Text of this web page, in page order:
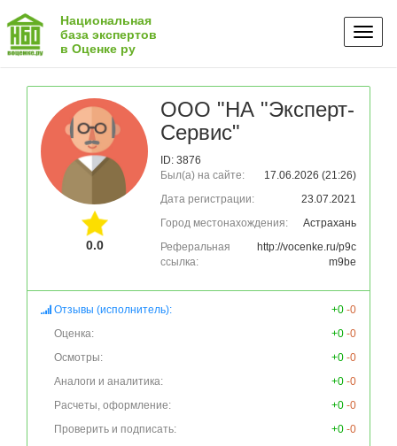
Национальная
база экспертов
в Оценке ру
0.0
ООО "НА "Эксперт-
Сервис"
ID: 3876
Был(а) на сайте:
17.06.2026 (21:26)
Дата регистрации:
23.07.2021
Город местонахождения:
Астрахань
Реферальная
ссылка:
http://vocenke.ru/p9c
m9be
Отзывы (исполнитель): +0 -0
Оценка:
+0 -0
Осмотры:
+0 -0
Аналоги и аналитика:
+0 -0
Расчеты, оформление:
+0 -0
Проверить и подписать:
+0 -0